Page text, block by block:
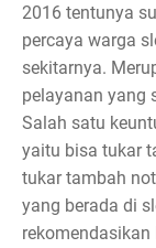
2016 tentunya
percaya warga
sekitarnya.
pelayanan yang
Salah satu
yaitu bisa tukar
tukar tambah
yang berada di